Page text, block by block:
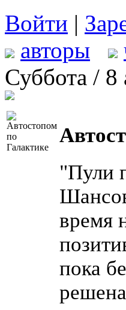
Войти |
авторы
Суббота / 8
"Пули
время
пока